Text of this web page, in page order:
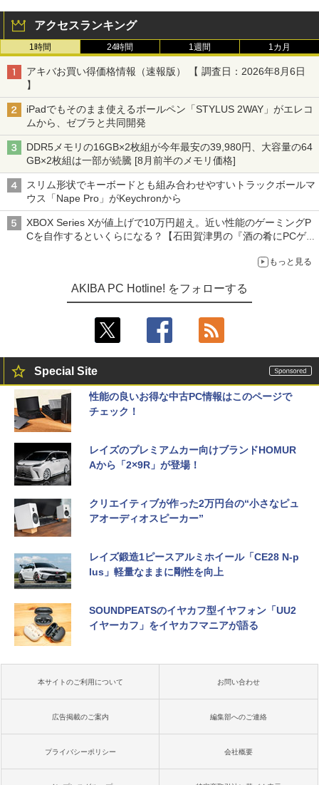
アクセスランキング
1時間 24時間 1週間 1カ月
アキバお買い得価格情報（速報版） 【 調査日：2026年8月6日
】
iPadでもそのまま使えるボールペン「STYLUS 2WAY」がエレコ
ムから、ゼブラと共同開発
DDR5メモリの16GB×2枚組が今年最安の39,980円、大容量の64
GB×2枚組は一部が続騰 [8月前半のメモリ価格]
スリム形状でキーボードとも組み合わせやすいトラックボールマ
ウス「Nape Pro」がKeychronから
XBOX Series Xが値上げで10万円超え。近い性能のゲーミングP
Cを自作するといくらになる？【石田賀津男の『酒の肴にPCゲ
もっと見る
AKIBA PC Hotline! をフォローする
Special Site
性能の良いお得な中古PC情報はこのページで
チェック！
レイズのプレミアムカー向けブランドHOMUR
Aから「2×9R」が登場！
クリエイティブが作った2万円台の“小さなピュ
アオーディオスピーカー”
レイズ鍛造1ピースアルミホイール「CE28 N-p
lus」軽量なままに剛性を向上
SOUNDPEATSのイヤカフ型イヤフォン「UU2
イヤーカフ」をイヤカフマニアが語る
本サイトのご利用について お問い合わせ
広告掲載のご案内 編集部へのご連絡
プライバシーポリシー 会社概要